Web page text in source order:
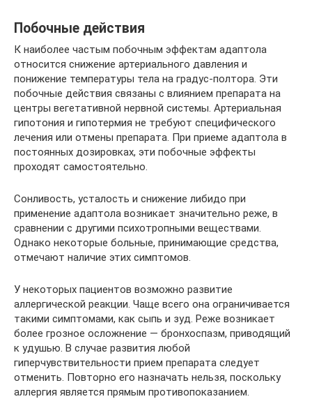
Побочные действия
К наиболее частым побочным эффектам адаптола
относится снижение артериального давления и
понижение температуры тела на градус-полтора. Эти
побочные действия связаны с влиянием препарата на
центры вегетативной нервной системы. Артериальная
гипотония и гипотермия не требуют специфического
лечения или отмены препарата. При приеме адаптола в
постоянных дозировках, эти побочные эффекты
проходят самостоятельно.
Сонливость, усталость и снижение либидо при
применение адаптола возникает значительно реже, в
сравнении с другими психотропными веществами.
Однако некоторые больные, принимающие средства,
отмечают наличие этих симптомов.
У некоторых пациентов возможно развитие
аллергической реакции. Чаще всего она ограничивается
такими симптомами, как сыпь и зуд. Реже возникает
более грозное осложнение — бронхоспазм, приводящий
к удушью. В случае развития любой
гиперчувствительности прием препарата следует
отменить. Повторно его назначать нельзя, поскольку
аллергия является прямым противопоказанием.